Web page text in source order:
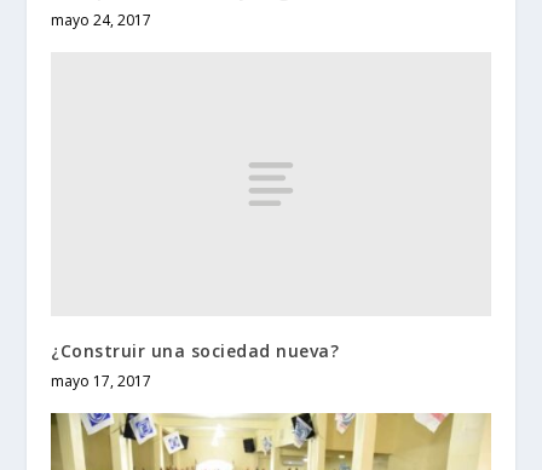
mayo 24, 2017
¿Construir una sociedad nueva?
mayo 17, 2017